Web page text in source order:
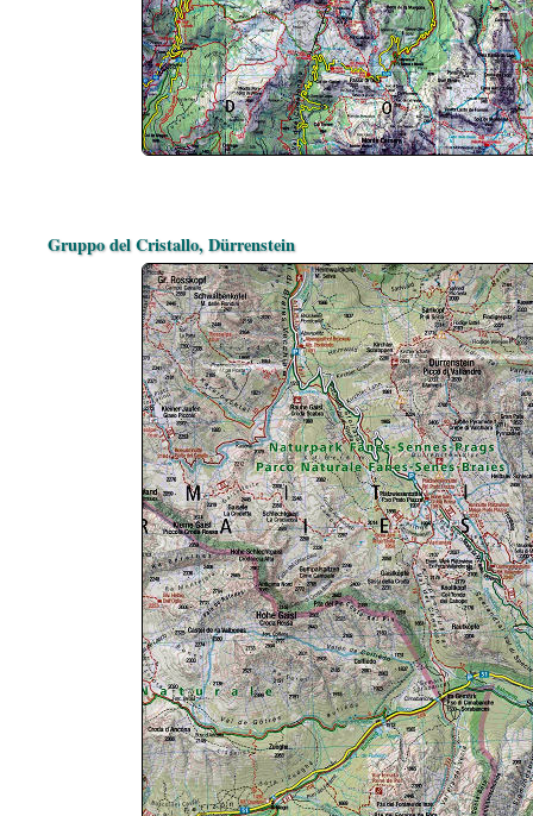
Gruppo del Cristallo, Dürrenstein